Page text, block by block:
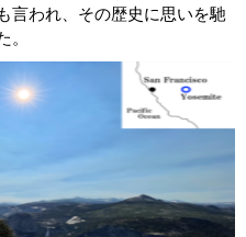
言われ、その歴史に思いを馳
。